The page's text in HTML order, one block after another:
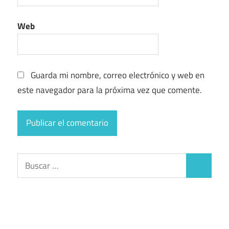
Web
Guarda mi nombre, correo electrónico y web en
este navegador para la próxima vez que comente.
Buscar: